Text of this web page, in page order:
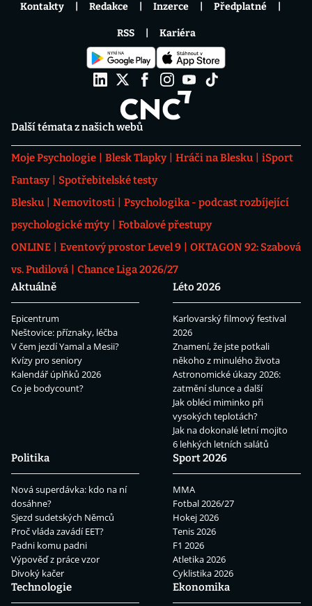
Další témata z našich webů
Moje Psychologie Blesk Tlapky Hráči na Blesku
iSport
Fantasy
Spotřebitelské testy
Blesku
Nemovitosti
Psychologika - podcast rozbíjející
psychologické mýty
Fotbalové přestupy
ONLINE
Eventový prostor Level 9
OKTAGON 92: Szabová
vs. Pudilová
Chance Liga 2026/27
Aktuálně
Epicentrum
Neštovice: příznaky, léčba
V čem jezdí Yamal a Mesii?
Kvízy pro seniory
Kalendář úplňků 2026
Co je bodycount?
Léto 2026
Karlovarský filmový festival
2026
Znamení, že jste potkali
někoho z minulého života
Astronomické úkazy 2026:
zatmění slunce a další
Jak obléci miminko při
vysokých teplotách?
Jak na dokonalé letní mojito
6 lehkých letních salátů
Politika
Nová superdávka: kdo na ní
dosáhne?
Sjezd sudetských Němců
Proč vláda zavádí EET?
Padni komu padni
Výpověď z práce vzor
Divoký kačer
Sport 2026
MMA
Fotbal 2026/27
Hokej 2026
Tenis 2026
F1 2026
Atletika 2026
Cyklistika 2026
Technologie
Ekonomika
Kontakty Redakce Inzerce Předplatné
RSS Kariéra